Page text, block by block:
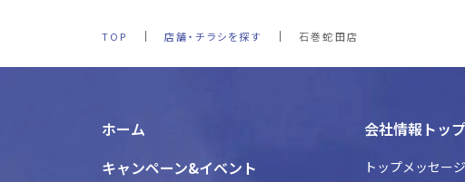
TOP 店舗・チラシを探す 石巻蛇田店
ホーム
キャンペーン&イベント
会社情報トップ
トップメッセージ